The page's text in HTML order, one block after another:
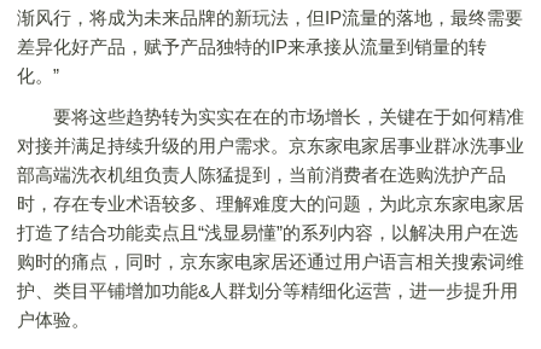
渐风行，将成为未来品牌的新玩法，但IP流量的落地，最终需要
差异化好产品，赋予产品独特的IP来承接从流量到销量的转
化。”
要将这些趋势转为实实在在的市场增长，关键在于如何精准
对接并满足持续升级的用户需求。京东家电家居事业群冰洗事业
部高端洗衣机组负责人陈猛提到，当前消费者在选购洗护产品
时，存在专业术语较多、理解难度大的问题，为此京东家电家居
打造了结合功能卖点且“浅显易懂”的系列内容，以解决用户在选
购时的痛点，同时，京东家电家居还通过用户语言相关搜索词维
护、类目平铺增加功能&人群划分等精细化运营，进一步提升用
户体验。